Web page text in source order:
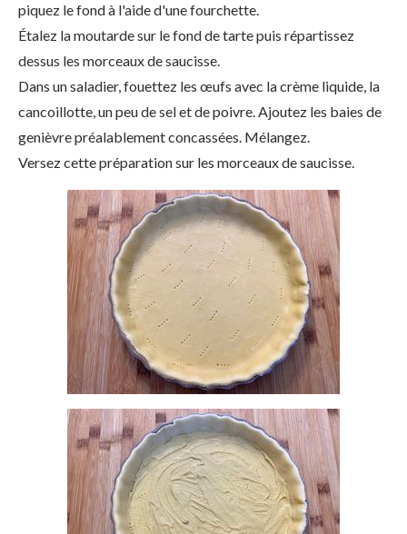
piquez le fond à l'aide d'une fourchette.
Étalez la moutarde sur le fond de tarte puis répartissez
dessus les morceaux de saucisse.
Dans un saladier, fouettez les œufs avec la crème liquide, la
cancoillotte, un peu de sel et de poivre. Ajoutez les baies de
genièvre préalablement concassées. Mélangez.
Versez cette préparation sur les morceaux de saucisse.